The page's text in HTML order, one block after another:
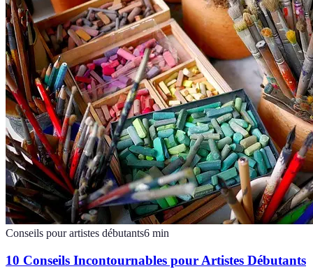
Conseils pour artistes débutants6 min
10 Conseils Incontournables pour Artistes Débutants